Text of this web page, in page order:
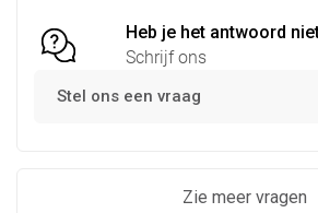
Heb je het antwoord
Schrijf ons
Stel ons een vraag
Zie meer vragen